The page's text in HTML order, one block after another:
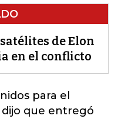
de Elon
en el conflicto
para el
que entregó